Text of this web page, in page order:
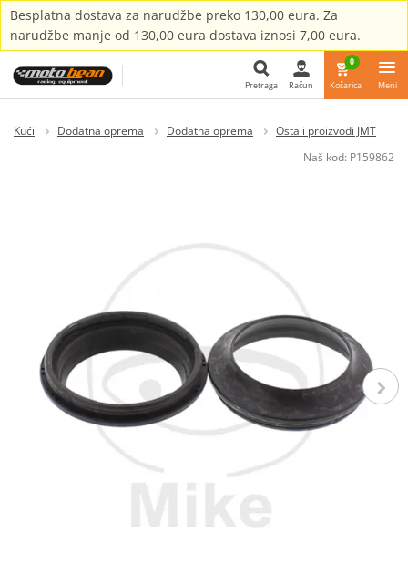
Besplatna dostava za narudžbe preko 130,00 eura. Za
narudžbe manje od 130,00 eura dostava iznosi 7,00 eura.
Pretraga
Pretraga Račun
0
Košarica Meni
Kući Dodatna oprema Dodatna oprema
Ostali proizvodi JMT
Naš kod: P159862